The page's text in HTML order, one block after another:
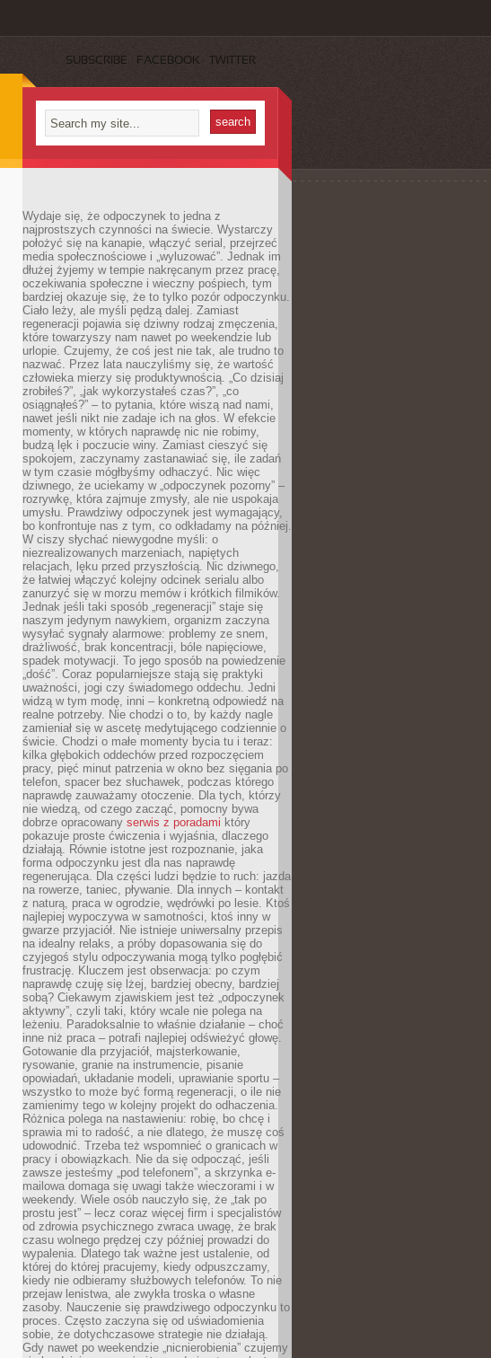
SUBSCRIBE FACEBOOK TWITTER
Wydaje się, że odpoczynek to jedna z
najprostszych czynności na świecie. Wystarczy
położyć się na kanapie, włączyć serial, przejrzeć
media społecznościowe i „wyluzować”. Jednak im
dłużej żyjemy w tempie nakręcanym przez pracę,
oczekiwania społeczne i wieczny pośpiech, tym
bardziej okazuje się, że to tylko pozór odpoczynku.
Ciało leży, ale myśli pędzą dalej. Zamiast
regeneracji pojawia się dziwny rodzaj zmęczenia,
które towarzyszy nam nawet po weekendzie lub
urlopie. Czujemy, że coś jest nie tak, ale trudno to
nazwać. Przez lata nauczyliśmy się, że wartość
człowieka mierzy się produktywnością. „Co dzisiaj
zrobiłeś?”, „jak wykorzystałeś czas?”, „co
osiągnąłeś?” – to pytania, które wiszą nad nami,
nawet jeśli nikt nie zadaje ich na głos. W efekcie
momenty, w których naprawdę nic nie robimy,
budzą lęk i poczucie winy. Zamiast cieszyć się
spokojem, zaczynamy zastanawiać się, ile zadań
w tym czasie mógłbyśmy odhaczyć. Nic więc
dziwnego, że uciekamy w „odpoczynek pozorny” –
rozrywkę, która zajmuje zmysły, ale nie uspokaja
umysłu. Prawdziwy odpoczynek jest wymagający,
bo konfrontuje nas z tym, co odkładamy na później.
W ciszy słychać niewygodne myśli: o
niezrealizowanych marzeniach, napiętych
relacjach, lęku przed przyszłością. Nic dziwnego,
że łatwiej włączyć kolejny odcinek serialu albo
zanurzyć się w morzu memów i krótkich filmików.
Jednak jeśli taki sposób „regeneracji” staje się
naszym jedynym nawykiem, organizm zaczyna
wysyłać sygnały alarmowe: problemy ze snem,
drażliwość, brak koncentracji, bóle napięciowe,
spadek motywacji. To jego sposób na powiedzenie
„dość”. Coraz popularniejsze stają się praktyki
uważności, jogi czy świadomego oddechu. Jedni
widzą w tym modę, inni – konkretną odpowiedź na
realne potrzeby. Nie chodzi o to, by każdy nagle
zamieniał się w ascetę medytującego codziennie o
świcie. Chodzi o małe momenty bycia tu i teraz:
kilka głębokich oddechów przed rozpoczęciem
pracy, pięć minut patrzenia w okno bez sięgania po
telefon, spacer bez słuchawek, podczas którego
naprawdę zauważamy otoczenie. Dla tych, którzy
nie wiedzą, od czego zacząć, pomocny bywa
dobrze opracowany serwis z poradami który
pokazuje proste ćwiczenia i wyjaśnia, dlaczego
działają. Równie istotne jest rozpoznanie, jaka
forma odpoczynku jest dla nas naprawdę
regenerująca. Dla części ludzi będzie to ruch: jazda
na rowerze, taniec, pływanie. Dla innych – kontakt
z naturą, praca w ogrodzie, wędrówki po lesie. Ktoś
najlepiej wypoczywa w samotności, ktoś inny w
gwarze przyjaciół. Nie istnieje uniwersalny przepis
na idealny relaks, a próby dopasowania się do
czyjegoś stylu odpoczywania mogą tylko pogłębić
frustrację. Kluczem jest obserwacja: po czym
naprawdę czuję się lżej, bardziej obecny, bardziej
sobą? Ciekawym zjawiskiem jest też „odpoczynek
aktywny”, czyli taki, który wcale nie polega na
leżeniu. Paradoksalnie to właśnie działanie – choć
inne niż praca – potrafi najlepiej odświeżyć głowę.
Gotowanie dla przyjaciół, majsterkowanie,
rysowanie, granie na instrumencie, pisanie
opowiadań, układanie modeli, uprawianie sportu –
wszystko to może być formą regeneracji, o ile nie
zamienimy tego w kolejny projekt do odhaczenia.
Różnica polega na nastawieniu: robię, bo chcę i
sprawia mi to radość, a nie dlatego, że muszę coś
udowodnić. Trzeba też wspomnieć o granicach w
pracy i obowiązkach. Nie da się odpocząć, jeśli
zawsze jesteśmy „pod telefonem”, a skrzynka e-
mailowa domaga się uwagi także wieczorami i w
weekendy. Wiele osób nauczyło się, że „tak po
prostu jest” – lecz coraz więcej firm i specjalistów
od zdrowia psychicznego zwraca uwagę, że brak
czasu wolnego prędzej czy później prowadzi do
wypalenia. Dlatego tak ważne jest ustalenie, od
której do której pracujemy, kiedy odpuszczamy,
kiedy nie odbieramy służbowych telefonów. To nie
przejaw lenistwa, ale zwykła troska o własne
zasoby. Nauczenie się prawdziwego odpoczynku to
proces. Często zaczyna się od uświadomienia
sobie, że dotychczasowe strategie nie działają.
Gdy nawet po weekendzie „nicnierobienia” czujemy